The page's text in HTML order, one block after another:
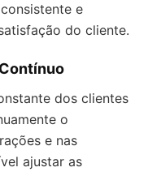
e
do cliente.
dos clientes
o
e nas
ajustar as